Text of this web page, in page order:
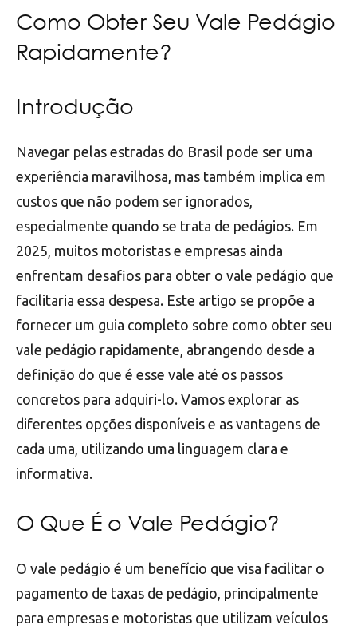
Como Obter Seu Vale Pedágio
Rapidamente?
Introdução
Navegar pelas estradas do Brasil pode ser uma
experiência maravilhosa, mas também implica em
custos que não podem ser ignorados,
especialmente quando se trata de pedágios. Em
2025, muitos motoristas e empresas ainda
enfrentam desafios para obter o vale pedágio que
facilitaria essa despesa. Este artigo se propõe a
fornecer um guia completo sobre como obter seu
vale pedágio rapidamente, abrangendo desde a
definição do que é esse vale até os passos
concretos para adquiri-lo. Vamos explorar as
diferentes opções disponíveis e as vantagens de
cada uma, utilizando uma linguagem clara e
informativa.
O Que É o Vale Pedágio?
O vale pedágio é um benefício que visa facilitar o
pagamento de taxas de pedágio, principalmente
para empresas e motoristas que utilizam veículos